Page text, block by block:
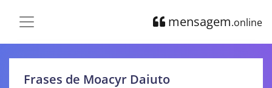
mensagem.online
Frases de Moacyr Daiuto